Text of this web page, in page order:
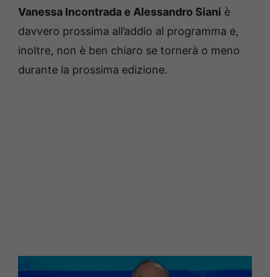
Vanessa Incontrada e Alessandro Siani è
davvero prossima all’addio al programma e,
inoltre, non è ben chiaro se tornerà o meno
durante la prossima edizione.